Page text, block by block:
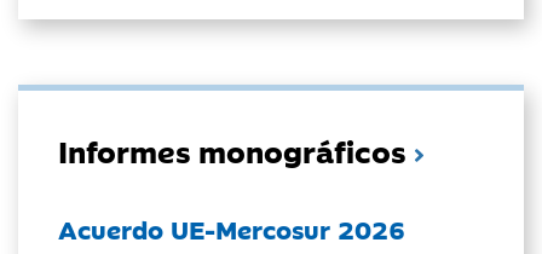
Informes monográficos
Acuerdo UE-Mercosur 2026